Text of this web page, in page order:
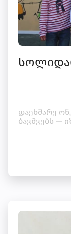
დაეხმარე
ბავშვებს —